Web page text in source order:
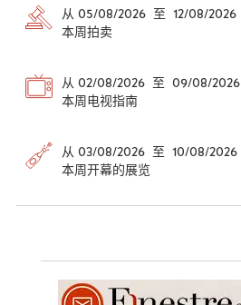
从 05/08/2026 至 12/08/2026
本周拍卖
从 02/08/2026 至 09/08/2026
本周电视指南
从 03/08/2026 至 10/08/2026
本周开幕的展览